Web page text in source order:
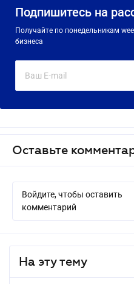
Подпишитесь на
Получайте по понедельникам
бизнеса
Оставьте
Войдите, чтобы оставить
комментарий
На эту тему